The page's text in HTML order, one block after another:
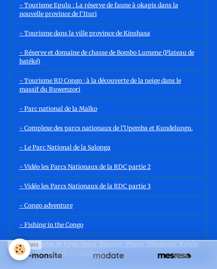
- Tourisme Epulu : La réserve de faune à okapis dans la
nouvelle province de l'Ituri
- Tourisme dans la ville province de Kinshasa
- Réserve et domaine de chasse de Bombo Lumene (Plateau de
batéké)
- Tourisme RD Congo : à la découverte de la neige dans le
massif du Ruwenzori
- Parc national de la Maïko
- Complexe des parcs nationaux de l’Upemba et Kundelungu.
- Le Parc National de la Salonga
- Vidéo les Parcs Nationaux de la RDC partie 2
- Vidéo les Parcs Nationaux de la RDC partie 3
- Congo adventure
- Fishing in the Congo
- Les chutes de Kayo, Ipera, Kwanza, Munte, Dikolongo, Kalule
(Parc National de l'Upemba)
SPONSORS